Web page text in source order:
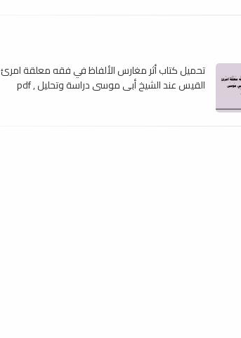
تحميل كتاب أثر مغارس الألفاظ في فقه معلقة امرئ
القيس عند الشيخ أبي موسى دراسة وتحليل , pdf